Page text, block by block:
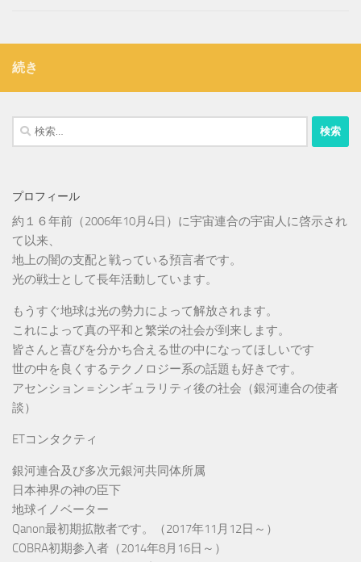
続き
検
索:
プロフィール
約１６年前（2006年10月4日）に宇宙連合の宇宙人に啓示され
て以来、
地上の闇の支配と戦っている預言者です。
光の戦士として長年活動しています。
もうすぐ地球は光の勢力によって解放されます。
これによって真の平和と繁栄の社会が到来します。
皆さんと喜びを分かち合える世の中になってほしいです
世の中を良くするテクノロジー系の話題も好きです。
アセンション＝シンギュラリティ後の社会（銀河連合の使者
談）
ETコンタクティ
銀河連合及び多次元銀河共同体所属
日本神界の神の臣下
地球イノベーター
Qanon最初期拡散者です。（2017年11月12日～）
COBRA初期参入者（2014年8月16日～）